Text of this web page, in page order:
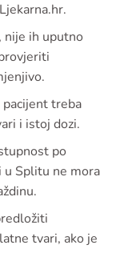
nije ih uputno
treba
i istoj dozi.
po
u Splitu ne mora
tvari, ako je